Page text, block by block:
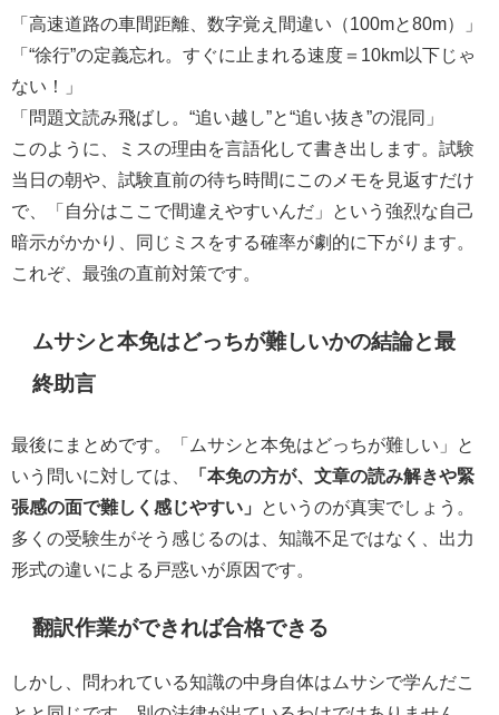
「高速道路の車間距離、数字覚え間違い（100mと80m）」
「“徐行”の定義忘れ。すぐに止まれる速度＝10km以下じゃ
ない！」
「問題文読み飛ばし。“追い越し”と“追い抜き”の混同」
このように、ミスの理由を言語化して書き出します。試験
当日の朝や、試験直前の待ち時間にこのメモを見返すだけ
で、「自分はここで間違えやすいんだ」という強烈な自己
暗示がかかり、同じミスをする確率が劇的に下がります。
これぞ、最強の直前対策です。
ムサシと本免はどっちが難しいかの結論と最
終助言
最後にまとめです。「ムサシと本免はどっちが難しい」と
いう問いに対しては、
「本免の方が、文章の読み解きや緊
張感の面で難しく感じやすい」
というのが真実でしょう。
多くの受験生がそう感じるのは、知識不足ではなく、出力
形式の違いによる戸惑いが原因です。
翻訳作業ができれば合格できる
しかし、問われている知識の中身自体はムサシで学んだこ